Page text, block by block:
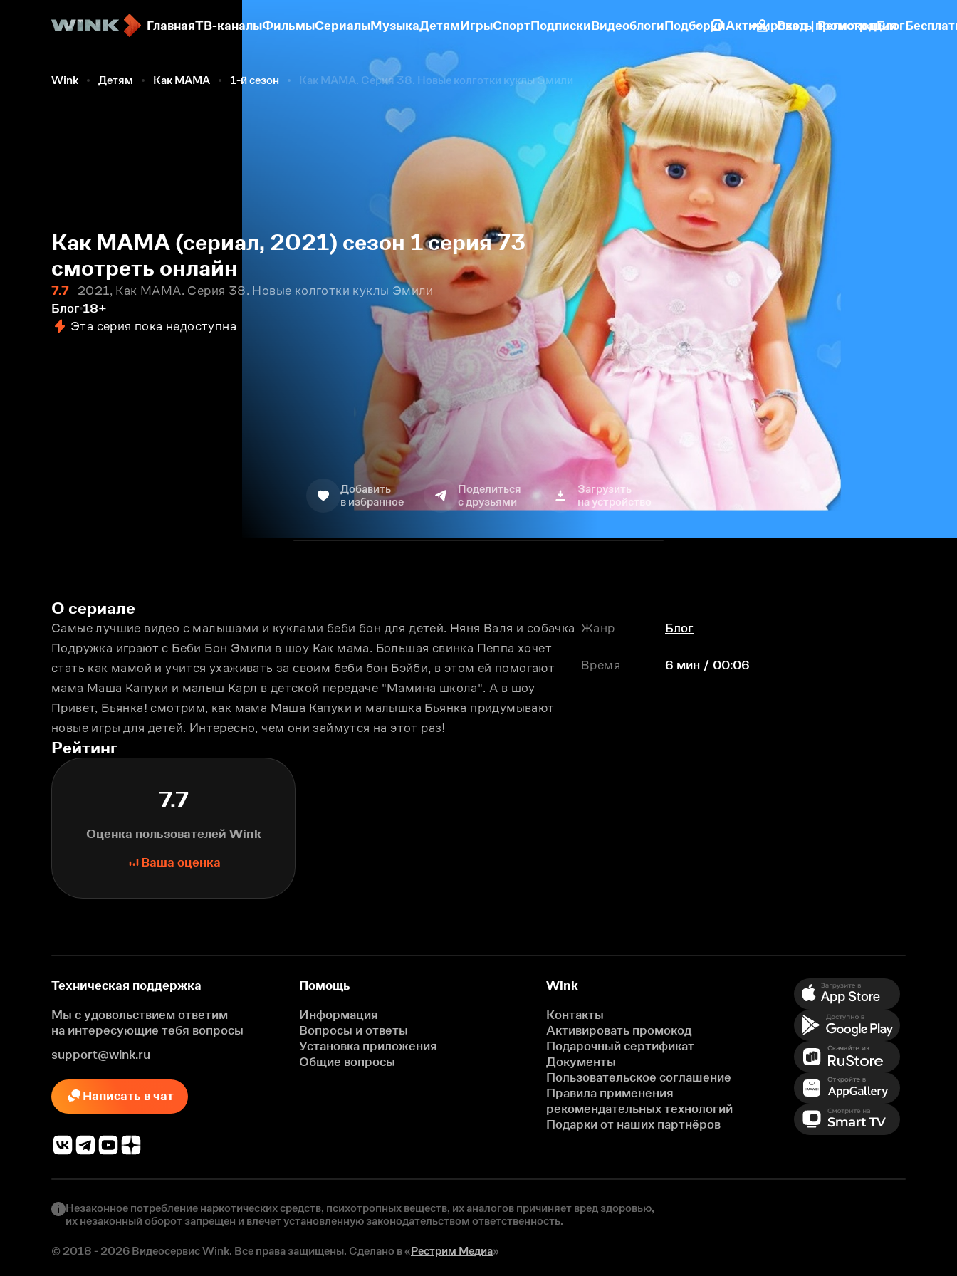
ГлавнаяТВ-каналыФильмыСериалыМузыкаДетямИгрыСпортПодпискиВидеоблогиПодборкиАктивировать промокодБлог
Вход | Регистрация
Wink Детям Как МАМА 1-й сезон Как МАМА. Серия 38. Новые колготки куклы Эмили
Как МАМА (сериал, 2021) сезон 1 серия 73
смотреть онлайн
7.7
2021, Как МАМА. Серия 38. Новые колготки куклы Эмили
Блог 18+
Эта серия пока недоступна
Добавить
в избранное
Поделиться
с друзьями
Загрузить
на устройство
О сериале
Самые лучшие видео с малышами и куклами беби бон для детей. Няня Валя и собачка
Подружка играют с Беби Бон Эмили в шоу Как мама. Большая свинка Пеппа хочет
стать как мамой и учится ухаживать за своим беби бон Бэйби, в этом ей помогают
мама Маша Капуки и малыш Карл в детской передаче "Мамина школа". А в шоу
Привет, Бьянка! смотрим, как мама Маша Капуки и малышка Бьянка придумывают
новые игры для детей. Интересно, чем они займутся на этот раз!
Жанр Блог
Время 6 мин / 00:06
Рейтинг
7.7
Оценка пользователей Wink
Ваша оценка
Техническая поддержка
Мы с удовольствием ответим
на интересующие тебя вопросы
support@wink.ru
Написать в чат
Помощь
Информация
Вопросы и ответы
Установка приложения
Общие вопросы
Wink
Контакты
Активировать промокод
Подарочный сертификат
Документы
Пользовательское соглашение
Правила применения
рекомендательных технологий
Подарки от наших партнёров
Незаконное потребление наркотических средств, психотропных веществ, их аналогов причиняет вред здоровью,
их незаконный оборот запрещен и влечет установленную законодательством ответственность.
© 2018 - 2026 Видеосервис Wink. Все права защищены. Сделано в «Рестрим Медиа»